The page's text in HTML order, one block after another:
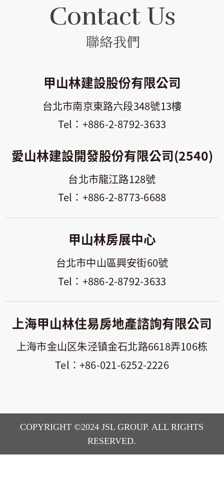
Contact Us
聯絡我們
甲山林建設股份有限公司
台北市南京東路六段348號13樓
+886-2-8792-3633
愛山林建設開發股份有限公司(2540)
台北市龍江路128號
+886-2-8773-6688
甲山林房展中心
台北市中山區興安街60號
+886-2-8792-3633
上海甲山林住易房地產諮詢有限公司
上海市金山区朱泾镇金石北路6618弄106栋
+86-021-6252-2226
COPYRIGHT ©2024 JSL GROUP. ALL RIGHTS
RESERVED.